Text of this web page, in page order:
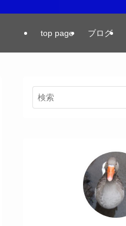
top page ブログ